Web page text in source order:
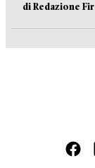
di Redazione